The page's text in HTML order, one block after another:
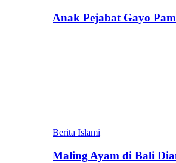
Anak Pejabat Gayo
Berita Islami
Maling Ayam di Bali